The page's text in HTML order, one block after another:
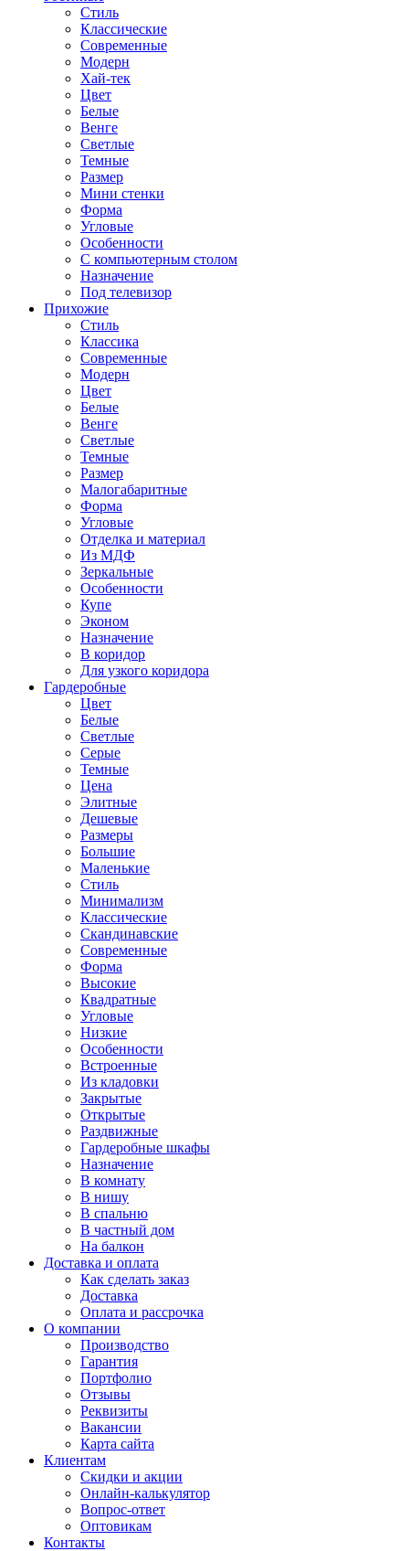
Стиль
Классические
Современные
Модерн
Хай-тек
Цвет
Белые
Венге
Светлые
Темные
Размер
Мини стенки
Форма
Угловые
Особенности
С компьютерным столом
Назначение
Под телевизор
Прихожие
Стиль
Классика
Современные
Модерн
Цвет
Белые
Венге
Светлые
Темные
Размер
Малогабаритные
Форма
Угловые
Отделка и материал
Из МДФ
Зеркальные
Особенности
Купе
Эконом
Назначение
В коридор
Для узкого коридора
Гардеробные
Цвет
Белые
Светлые
Серые
Темные
Цена
Элитные
Дешевые
Размеры
Большие
Маленькие
Стиль
Минимализм
Классические
Скандинавские
Современные
Форма
Высокие
Квадратные
Угловые
Низкие
Особенности
Встроенные
Из кладовки
Закрытые
Открытые
Раздвижные
Гардеробные шкафы
Назначение
В комнату
В нишу
В спальню
В частный дом
На балкон
Доставка и оплата
Как сделать заказ
Доставка
Оплата и рассрочка
О компании
Производство
Гарантия
Портфолио
Отзывы
Реквизиты
Вакансии
Карта сайта
Клиентам
Скидки и акции
Онлайн-калькулятор
Вопрос-ответ
Оптовикам
Контакты